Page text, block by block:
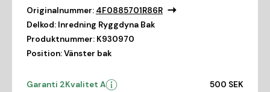
Originalnummer: 4F0885701R86R
Delkod: Inredning Ryggdyna Bak
Produktnummer: K930970
Position:Vänster bak
Garanti 2Kvalitet A 500 SEK